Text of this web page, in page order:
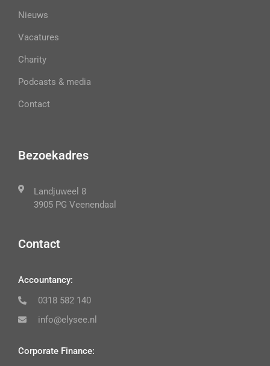
Nieuws
Vacatures
Charity
Podcasts & media
Contact
Bezoekadres
Landjuweel 8
3905 PG Veenendaal
Contact
Accountancy:
0318 582 140
info@elysee.nl
Corporate Finance: